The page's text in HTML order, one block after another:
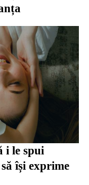
i le spui
își exprime